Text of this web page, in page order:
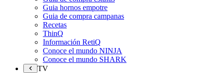
Guia hornos empotre
Guia de compra campanas
Recetas
ThinQ
Información RetiQ
Conoce el mundo NINJA
Conoce el mundo SHARK
TV